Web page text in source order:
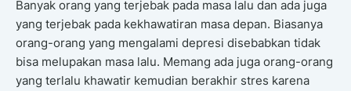
Banyak orang yang terjebak pada masa lalu dan ada juga
yang terjebak pada kekhawatiran masa depan. Biasanya
orang-orang yang mengalami depresi disebabkan tidak
bisa melupakan masa lalu. Memang ada juga orang-orang
yang terlalu khawatir kemudian berakhir stres karena